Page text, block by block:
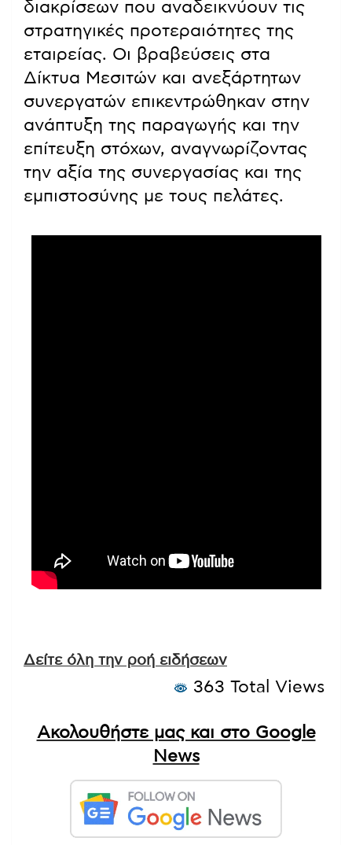
διακρίσεων που αναδεικνύουν τις
στρατηγικές προτεραιότητες της
εταιρείας. Οι βραβεύσεις στα
Δίκτυα Μεσιτών και ανεξάρτητων
συνεργατών επικεντρώθηκαν στην
ανάπτυξη της παραγωγής και την
επίτευξη στόχων, αναγνωρίζοντας
την αξία της συνεργασίας και της
εμπιστοσύνης με τους πελάτες.
Δείτε όλη την ροή ειδήσεων
363 Total Views
Ακολουθήστε μας και στο Google
News